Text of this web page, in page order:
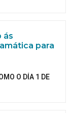
ás
para
O DÍA 1 DE